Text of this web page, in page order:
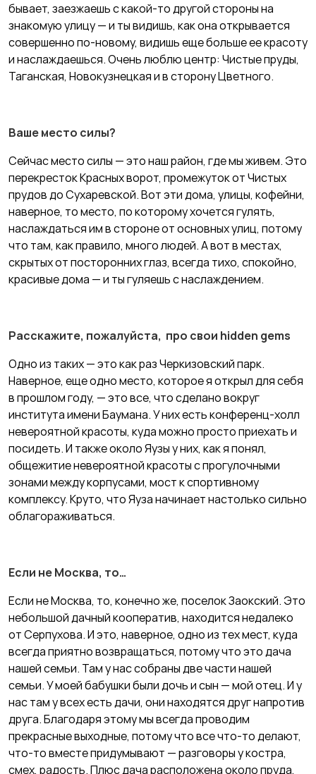
бывает, заезжаешь с какой-то другой стороны на
знакомую улицу — и ты видишь, как она открывается
совершенно по-новому, видишь еще больше ее красоту
и наслаждаешься. Очень люблю центр: Чистые пруды,
Таганская, Новокузнецкая и в сторону Цветного.
Ваше место силы?
Сейчас место силы — это наш район, где мы живем. Это
перекресток Красных ворот, промежуток от Чистых
прудов до Сухаревской. Вот эти дома, улицы, кофейни,
наверное, то место, по которому хочется гулять,
наслаждаться им в стороне от основных улиц, потому
что там, как правило, много людей. А вот в местах,
скрытых от посторонних глаз, всегда тихо, спокойно,
красивые дома — и ты гуляешь с наслаждением.
Расскажите, пожалуйста, про свои hidden gems
Одно из таких — это как раз Черкизовский парк.
Наверное, еще одно место, которое я открыл для себя
в прошлом году, — это все, что сделано вокруг
института имени Баумана. У них есть конференц-холл
невероятной красоты, куда можно просто приехать и
посидеть. И также около Яузы у них, как я понял,
общежитие невероятной красоты с прогулочными
зонами между корпусами, мост к спортивному
комплексу. Круто, что Яуза начинает настолько сильно
облагораживаться.
Если не Москва, то…
Если не Москва, то, конечно же, поселок Заокский. Это
небольшой дачный кооператив, находится недалеко
от Серпухова. И это, наверное, одно из тех мест, куда
всегда приятно возвращаться, потому что это дача
нашей семьи. Там у нас собраны две части нашей
семьи. У моей бабушки были дочь и сын — мой отец. И у
нас там у всех есть дачи, они находятся друг напротив
друга. Благодаря этому мы всегда проводим
прекрасные выходные, потому что все что-то делают,
что-то вместе придумывают — разговоры у костра,
смех, радость. Плюс дача расположена около пруда,